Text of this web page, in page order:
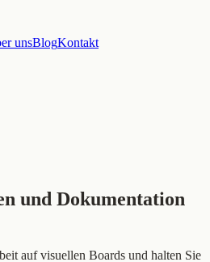
unsBlogKontakt
und Dokumentation
auf visuellen Boards und halten Sie